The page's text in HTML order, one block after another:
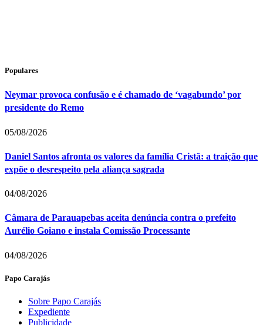
Populares
Neymar provoca confusão e é chamado de ‘vagabundo’ por
presidente do Remo
05/08/2026
Daniel Santos afronta os valores da família Cristã: a traição que
expõe o desrespeito pela aliança sagrada
04/08/2026
Câmara de Parauapebas aceita denúncia contra o prefeito
Aurélio Goiano e instala Comissão Processante
04/08/2026
Papo Carajás
Sobre Papo Carajás
Expediente
Publicidade